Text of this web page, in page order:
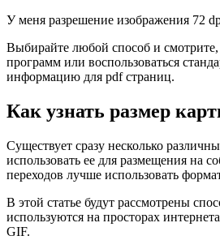
У меня разрешение изображения 72
Выбирайте любой способ и
программ или воспользоваться
информацию для pdf страниц.
Как узнать размер
Существует сразу несколько
использовать ее для размещения на
переходов лучше использовать
В этой статье будут рассмотрены
используются на просторах
GIF.